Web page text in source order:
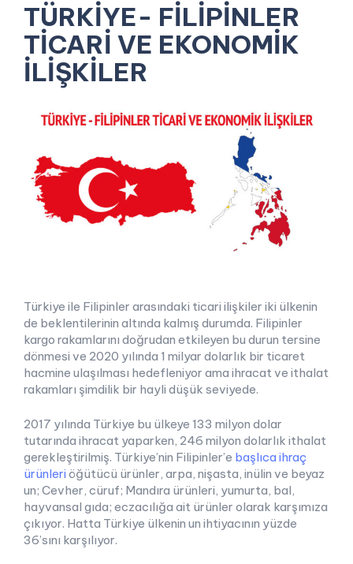
TÜRKİYE- FİLİPİNLER
TİCARİ VE EKONOMİK
İLİŞKİLER
Türkiye ile Filipinler arasındaki ticari ilişkiler iki ülkenin
de beklentilerinin altında kalmış durumda. Filipinler
kargo rakamlarını doğrudan etkileyen bu durun tersine
dönmesi ve 2020 yılında 1 milyar dolarlık bir ticaret
hacmine ulaşılması hedefleniyor ama ihracat ve ithalat
rakamları şimdilik bir hayli düşük seviyede.
2017 yılında Türkiye bu ülkeye 133 milyon dolar
tutarında ihracat yaparken, 246 milyon dolarlık ithalat
gerekleştirilmiş. Türkiye’nin Filipinler’e başlıca ihraç
ürünleri öğütücü ürünler, arpa, nişasta, inülin ve beyaz
un; Cevher, cüruf; Mandıra ürünleri, yumurta, bal,
hayvansal gıda; eczacılığa ait ürünler olarak karşımıza
çıkıyor. Hatta Türkiye ülkenin un ihtiyacının yüzde
36’sını karşılıyor.